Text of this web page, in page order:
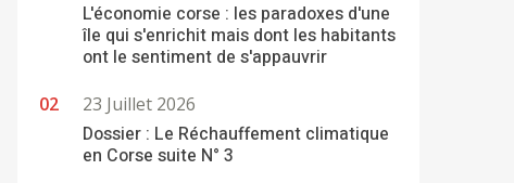
L'économie corse : les paradoxes d'une
île qui s'enrichit mais dont les habitants
ont le sentiment de s'appauvrir
23 Juillet 2026
Dossier : Le Réchauffement climatique
en Corse suite N° 3